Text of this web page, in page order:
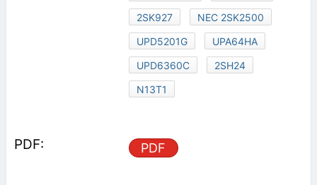
2SK927
NEC 2SK2500
UPD5201G
UPA64HA
UPD6360C
2SH24
N13T1
PDF